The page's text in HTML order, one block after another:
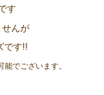
す
せんが
です!!
能でございます。